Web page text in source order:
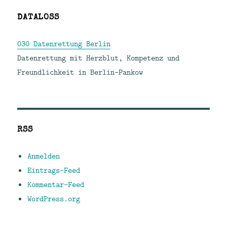
DATALOSS
030 Datenrettung Berlin
Datenrettung mit Herzblut, Kompetenz und
Freundlichkeit in Berlin-Pankow
RSS
Anmelden
Eintrags-Feed
Kommentar-Feed
WordPress.org